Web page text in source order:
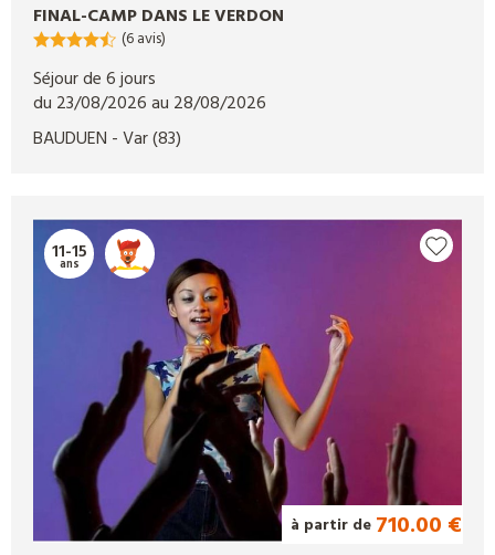
FINAL-CAMP DANS LE VERDON
(6 avis)
Séjour de 6 jours
du 23/08/2026 au 28/08/2026
BAUDUEN - Var(83)
11-15
ans
à partir de 710.00 €